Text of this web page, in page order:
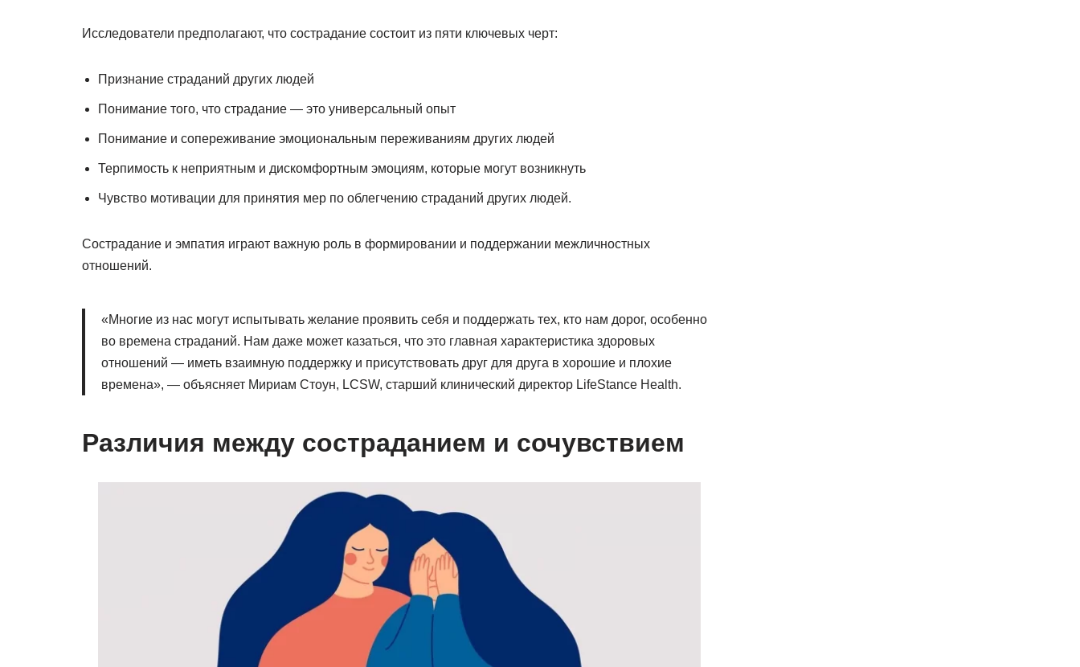
Исследователи предполагают, что сострадание состоит из пяти ключевых черт:
Признание страданий других людей
Понимание того, что страдание — это универсальный опыт
Понимание и сопереживание эмоциональным переживаниям других людей
Терпимость к неприятным и дискомфортным эмоциям, которые могут возникнуть
Чувство мотивации для принятия мер по облегчению страданий других людей.
Сострадание и эмпатия играют важную роль в формировании и поддержании межличностных
отношений.
«Многие из нас могут испытывать желание проявить себя и поддержать тех, кто нам дорог, особенно
во времена страданий. Нам даже может казаться, что это главная характеристика здоровых
отношений — иметь взаимную поддержку и присутствовать друг для друга в хорошие и плохие
времена», — объясняет Мириам Стоун, LCSW, старший клинический директор LifeStance Health.
Различия между состраданием и сочувствием